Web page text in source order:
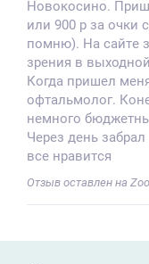
Новокосино.
или 900 р за очки
помню). На сайте
зрения в
Когда пришел
офтальмолог.
немного
Через день
все нравится
Отзыв оставлен на